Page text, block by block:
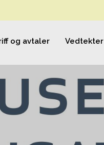
og avtaler Vedtekter